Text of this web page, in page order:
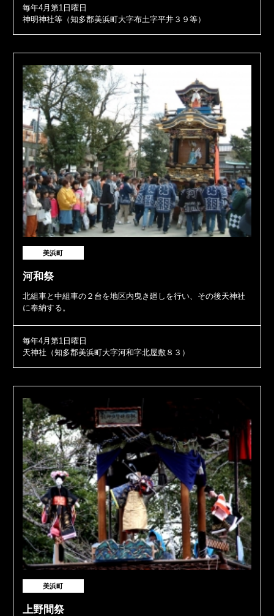
毎年4月第1日曜日
神明神社等（知多郡美浜町大字布土字平井３９等）
美浜町
河和祭
北組車と中組車の２台を地区内曳き廻しを行い、その後天神社
に奉納する。
毎年4月第1日曜日
天神社（知多郡美浜町大字河和字北屋敷８３）
美浜町
上野間祭